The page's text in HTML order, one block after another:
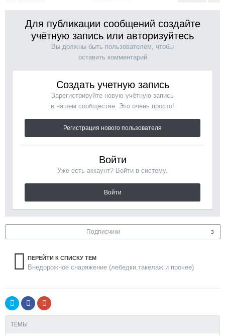
Для публикации сообщений создайте
учётную запись или авторизуйтесь
Вы должны быть пользователем, чтобы
оставить комментарий
Создать учетную запись
Зарегистрируйте новую учётную запись
в нашем сообществе. Это очень просто!
Регистрация нового пользователя
Войти
Уже есть аккаунт? Войти в систему.
Войти
Подписчики 3
ПЕРЕЙТИ К СПИСКУ ТЕМ
Внедорожное снаряжение (лебедки,такелаж и прочее)
ТЕМЫ